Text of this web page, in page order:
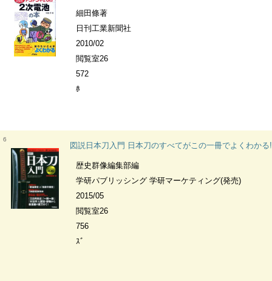
細田條著
日刊工業新聞社
2010/02
閲覧室26
572
ﾎ
6
図説日本刀入門 日本刀のすべてがこの一冊でよくわかる!
歴史群像編集部編
学研パブリッシング 学研マーケティング(発売)
2015/05
閲覧室26
756
ｽﾞ